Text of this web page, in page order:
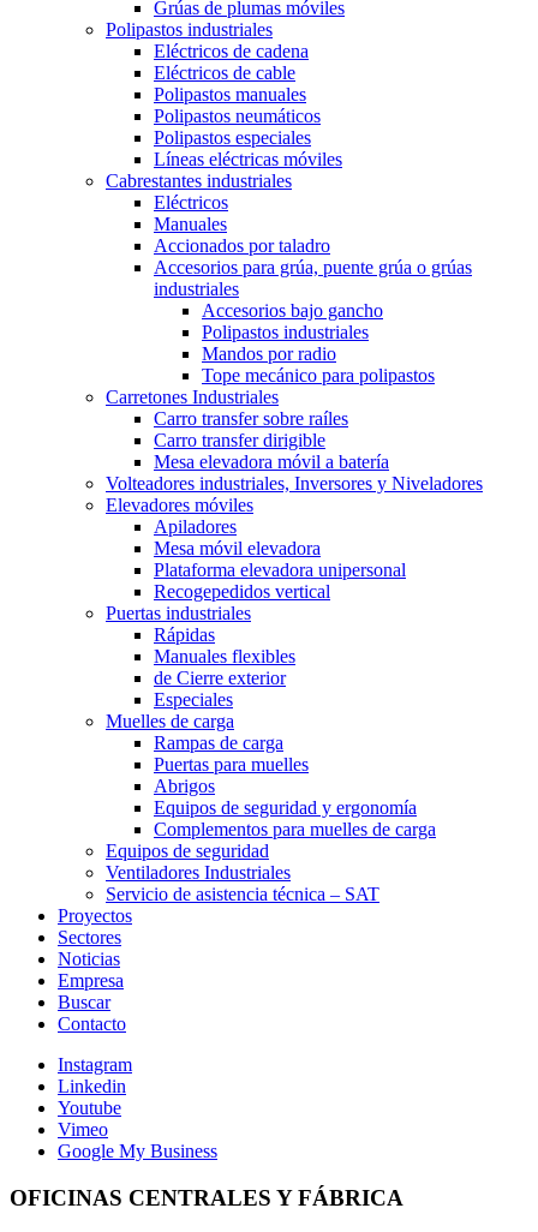
Grúas de plumas móviles
Polipastos industriales
Eléctricos de cadena
Eléctricos de cable
Polipastos manuales
Polipastos neumáticos
Polipastos especiales
Líneas eléctricas móviles
Cabrestantes industriales
Eléctricos
Manuales
Accionados por taladro
Accesorios para grúa, puente grúa o grúas
industriales
Accesorios bajo gancho
Polipastos industriales
Mandos por radio
Tope mecánico para polipastos
Carretones Industriales
Carro transfer sobre raíles
Carro transfer dirigible
Mesa elevadora móvil a batería
Volteadores industriales, Inversores y Niveladores
Elevadores móviles
Apiladores
Mesa móvil elevadora
Plataforma elevadora unipersonal
Recogepedidos vertical
Puertas industriales
Rápidas
Manuales flexibles
de Cierre exterior
Especiales
Muelles de carga
Rampas de carga
Puertas para muelles
Abrigos
Equipos de seguridad y ergonomía
Complementos para muelles de carga
Equipos de seguridad
Ventiladores Industriales
Servicio de asistencia técnica – SAT
Proyectos
Sectores
Noticias
Empresa
Buscar
Contacto
Instagram
Linkedin
Youtube
Vimeo
Google My Business
OFICINAS CENTRALES Y FÁBRICA